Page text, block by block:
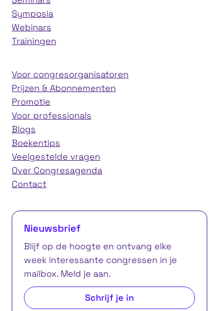
Symposia
Webinars
Trainingen
Voor congresorganisatoren
Prijzen & Abonnementen
Promotie
Voor professionals
Blogs
Boekentips
Veelgestelde vragen
Over Congresagenda
Contact
Nieuwsbrief
Blijf op de hoogte en ontvang elke
week interessante congressen in je
mailbox. Meld je aan.
Schrijf je in